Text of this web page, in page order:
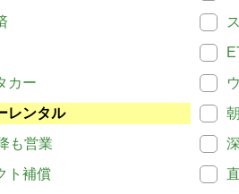
カー
レンタル
も営業
ト補償